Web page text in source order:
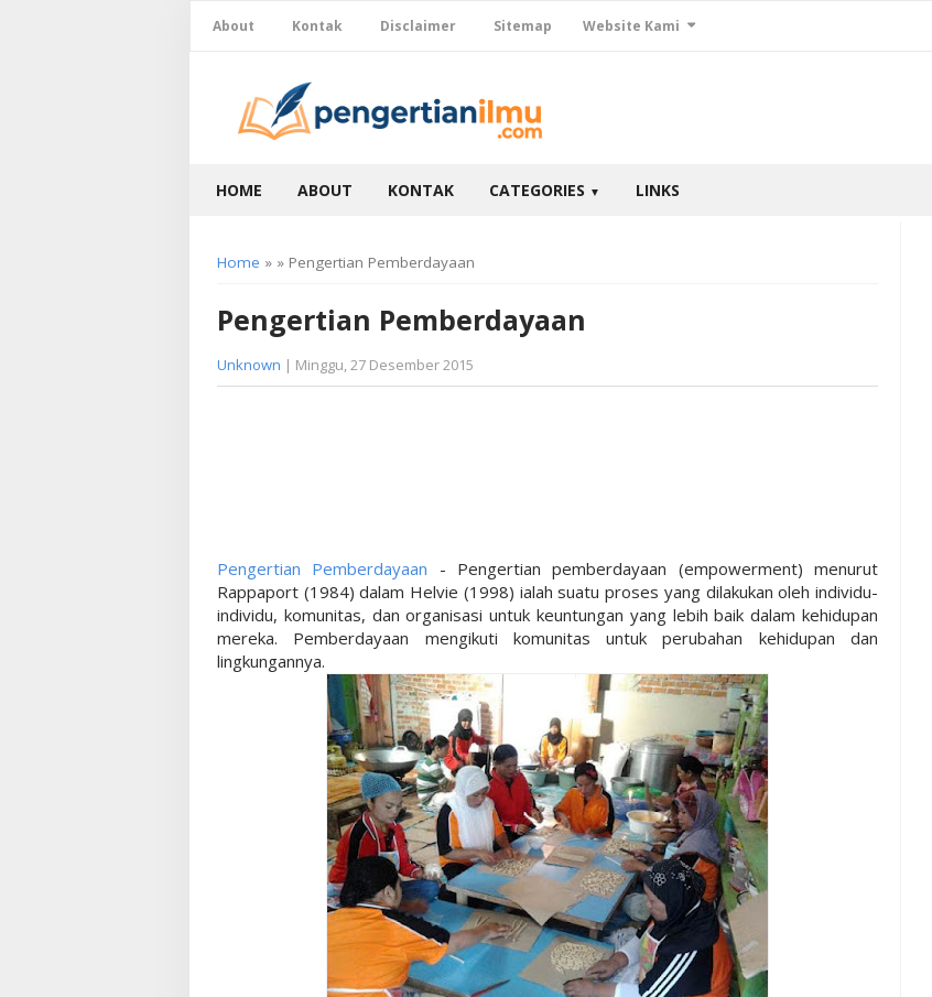
About Kontak Disclaimer Sitemap Website Kami
HOME ABOUT KONTAK CATEGORIES ▼ LINKS
Home » » Pengertian Pemberdayaan
Pengertian Pemberdayaan
Unknown | Minggu, 27 Desember 2015
Pengertian Pemberdayaan - Pengertian pemberdayaan (empowerment) menurut
Rappaport (1984) dalam Helvie (1998) ialah suatu proses yang dilakukan oleh individu-
individu, komunitas, dan organisasi untuk keuntungan yang lebih baik dalam kehidupan
mereka. Pemberdayaan mengikuti komunitas untuk perubahan kehidupan dan
lingkungannya.